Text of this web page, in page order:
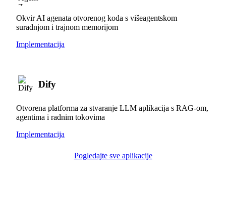
Okvir AI agenata otvorenog koda s višeagentskom
suradnjom i trajnom memorijom
Implementacija
Dify
Otvorena platforma za stvaranje LLM aplikacija s RAG-om,
agentima i radnim tokovima
Implementacija
Pogledajte sve aplikacije